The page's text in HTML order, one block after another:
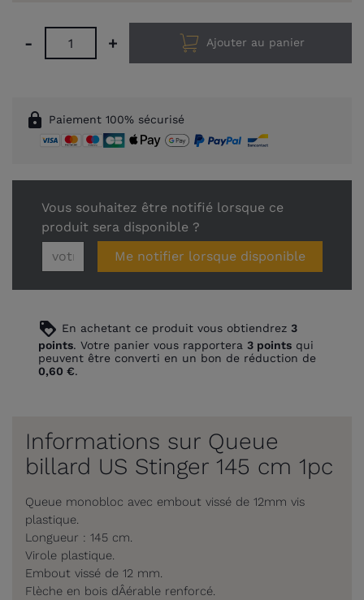
- + Ajouter au panier
lock Paiement 100% sécurisé
Vous souhaitez être notifié lorsque ce
produit sera disponible ?
Me notifier lorsque disponible
loyalty En achetant ce produit vous obtiendrez 3
points. Votre panier vous rapportera 3 points qui
peuvent être converti en un bon de réduction de
0,60 €.
Informations sur Queue
billard US Stinger 145 cm 1pc
Queue monobloc avec embout vissé de 12mm vis
plastique.
Longueur : 145 cm.
Virole plastique.
Embout vissé de 12 mm.
Flèche en bois dÂérable renforcé.